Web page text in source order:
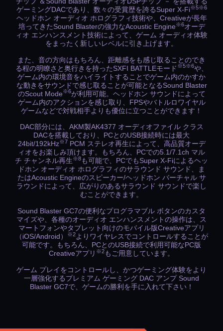
ゲーミングDACであり、数々の受賞歴を誇るSuper X-Fi※5※6
ヘッドホン オーディオ ホログラフィ技術や、Creativeが長年
培ってきたSound Blasterの強力なAcoustic Engine※6オーデ
ィオ エンハンスメント技術によって、ゲーム オーディオ体験
をまったく新しいレベルに引き上げます。
また、音の方向はもちろん、距離感をも感じ取ることのでき
る程の明瞭さと奥行きを持ったSXFI BATTLEモード ※5※6や、
ゲーム内の環境音をハイライトすることでゲーム内のかすか
な動きをサウンドで感じ取ることが可能となるSound Blaster
のScout Mode※6が利用可能。ヘッドホン サウンドによって
ゲーム内のアクションを感じ取り、FPSやバトルロワイヤル
ゲームなどで対戦相手よりも優位に立つことができます！
DAC部分には、AKM製AK4377 オーディオファイル クラス
DACを搭載しており、PCとのUSB接続時には最大
24bit/192kHz※7 PCM ステレオ再生によって、高品質オーデ
ィオをお楽しみ頂けます。もちろん、PCでの5.1/7.1ch マル
チ チャンネル再生※8も可能で、PCでもSuper X-Fiによるヘッ
ドホン オーディオ ホログラフィのサラウンド サウンド、ま
たはAcoustic Engineのスピーカー/ヘッドホン バーチャル サ
ラウンドによって、広がりのあるサラウンド サウンドで楽し
むことができます。
Sound Blaster GC7の便利なプログラマブル ボタンのカスタ
マイズや、各種のオーディオ エンハンスメントの操作は、ス
マートフォンやタブレット向けのモバイル版Creativeアプリ
（iOS/Android）
※2よりワイヤレスでコントロールすることが
可能です。もちろん、PCとのUSB接続で利用可能なPC版
Creativeアプリ ※2もご用意しています。
ゲーム プレイをコントロールし、かつゲーミング体験をより
一層強化するプレミアム ゲーミング DAC アンプ Sound
Blaster GC7で、ゲームの勝利を手に入れて下さい！